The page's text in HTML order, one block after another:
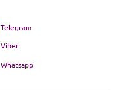
Telegram
Viber
Whatsapp